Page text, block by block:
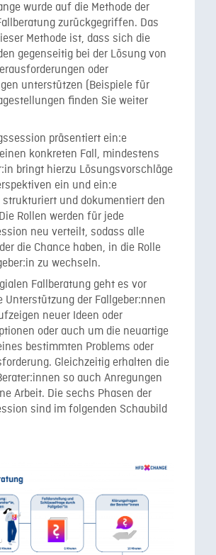
wurde auf die Methode der
zurückgegriffen. Das
Methode ist, dass sich die
gegenseitig bei der Lösung von
oder
unterstützen (Beispiele für
finden Sie weiter
präsentiert ein:e
konkreten Fall, mindestens
bringt hierzu Lösungsvorschläge
ein und ein:e
strukturiert und dokumentiert den
Rollen werden für jede
neu verteilt, sodass alle
die Chance haben, in die Rolle
zu wechseln.
Fallberatung geht es vor
Unterstützung der Fallgeber:nnen
neuer Ideen oder
oder auch um die neuartige
bestimmten Problems oder
Gleichzeitig erhalten die
so auch Anregungen
Arbeit. Die sechs Phasen der
sind im folgenden Schaubild